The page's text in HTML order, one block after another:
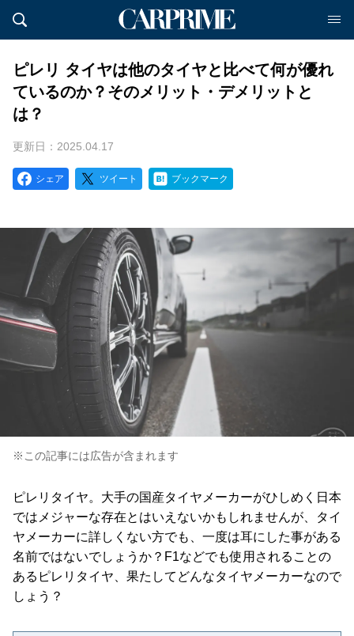
ピレリ タイヤは他のタイヤと比べて何が優れ
ているのか？そのメリット・デメリットと
は？
更新日：2025.04.17
シェア ツイート ブックマーク
※この記事には広告が含まれます
ピレリタイヤ。大手の国産タイヤメーカーがひしめく日本
ではメジャーな存在とはいえないかもしれませんが、タイ
ヤメーカーに詳しくない方でも、一度は耳にした事がある
名前ではないでしょうか？F1などでも使用されることの
あるピレリタイヤ、果たしてどんなタイヤメーカーなので
しょう？